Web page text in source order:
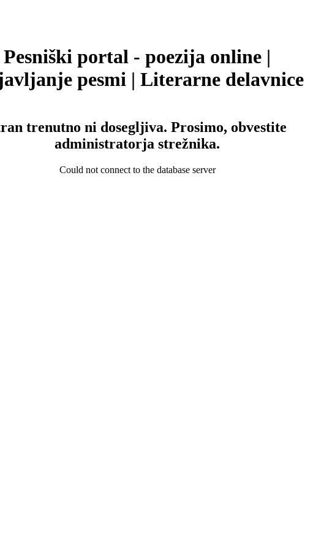
Pesniški portal - poezija online |
pesmi | Literarne delavnice
trenutno ni dosegljiva. Prosimo, obvestite
administratorja strežnika.
Could not connect to the database server